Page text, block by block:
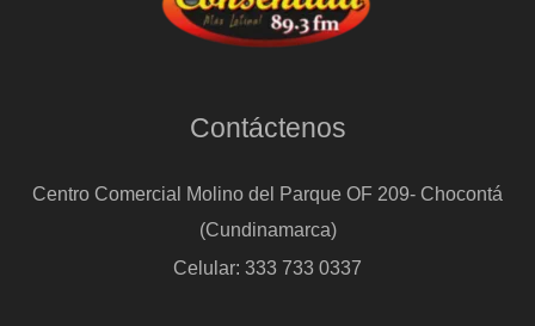
Contáctenos
Centro Comercial Molino del Parque OF 209- Chocontá
(Cundinamarca)
Celular: 333 733 0337